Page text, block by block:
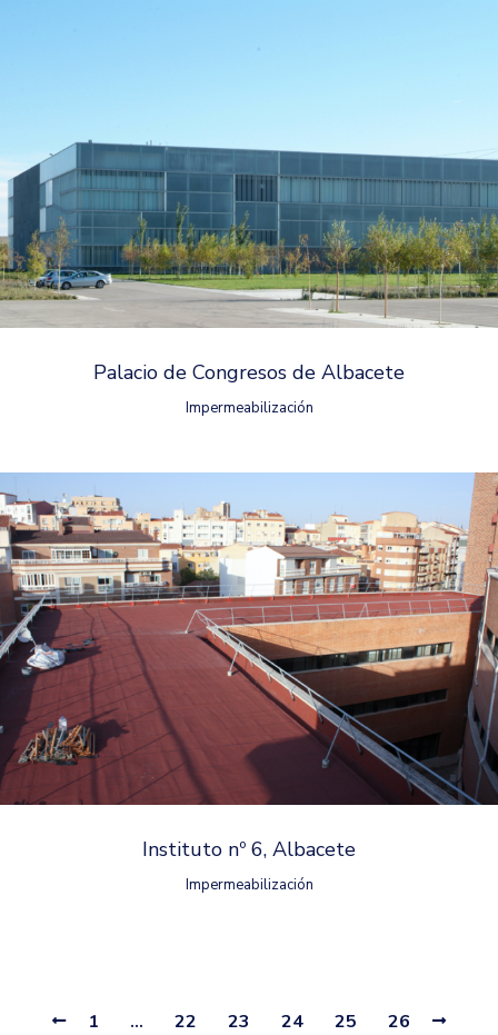
Palacio de Congresos de Albacete
Impermeabilización
Instituto nº 6, Albacete
Impermeabilización
1 … 22 23 24 25 26